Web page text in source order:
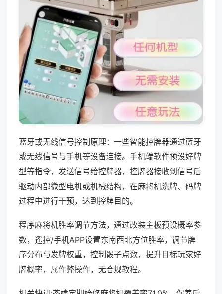
蓝牙或无线信号控制原理：一些智能控牌器通过蓝牙
或无线信号与手机等设备连接。手机端软件预设好牌
型等指令，发送信号给控牌器，控牌器接收到信号后
驱动内部微型电机或机械结构，在麻将机洗牌、码牌
过程中进行干预，达到控牌目的。
程序麻将机胜率调节方法，通过改装主板预设概率参
数，遥控/手机APP设置东南西北方位胜率，调节牌
序分布与发牌权重，控制骰子点数，提升目标玩家好
牌概率，属作弊操作，无合规教程。